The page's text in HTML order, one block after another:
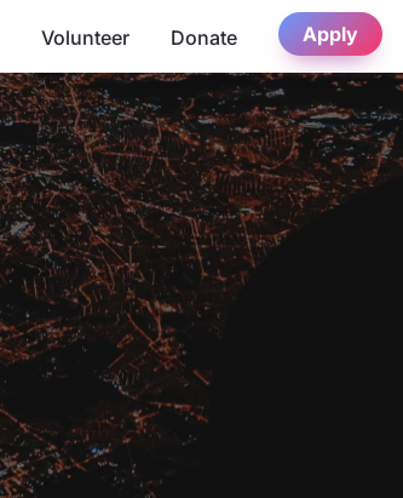
Volunteer Donate Apply